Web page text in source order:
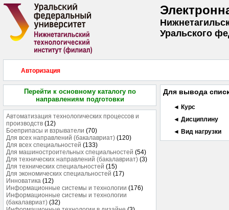
Уральского
Авторизация
Перейти к основному каталогу по
направлениям подготовки
Автоматизация технологических процессов и
производств (12)
Боеприпасы и взрыватели (70)
Для всех направлений (бакалавриат) (120)
Для всех специальностей (133)
Для машиностроительных специальностей (54)
Для технических направлений (бакалавриат) (3)
Для технических специальностей (15)
Для экономических специальностей (17)
Инноватика (12)
Информационные системы и технологии (176)
Информационные системы и технологии
(бакалавриат) (32)
Для вывода
◄ Курс
◄ Дисциплину
◄ Вид нагрузки